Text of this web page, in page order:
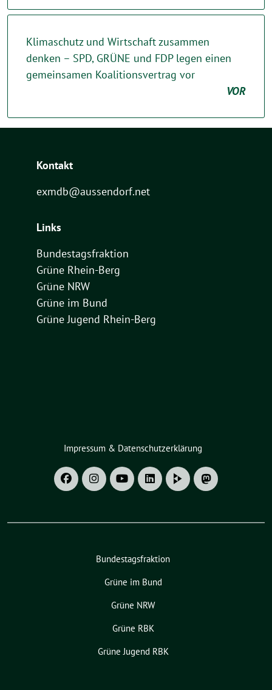
Klimaschutz und Wirtschaft zusammen
denken – SPD, GRÜNE und FDP legen einen
gemeinsamen Koalitionsvertrag vor
VOR
Kontakt
exmdb@aussendorf.net
Links
Bundestagsfraktion
Grüne Rhein-Berg
Grüne NRW
Grüne im Bund
Grüne Jugend Rhein-Berg
Impressum & Datenschutzerklärung
Bundestagsfraktion
Grüne im Bund
Grüne NRW
Grüne RBK
Grüne Jugend RBK